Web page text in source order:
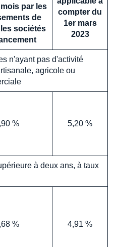
par les
de
sociétés
compter du
1er mars
2023
n'ayant pas d'activité
agricole ou
% 5,20 %
à deux ans, à taux
% 4,91 %